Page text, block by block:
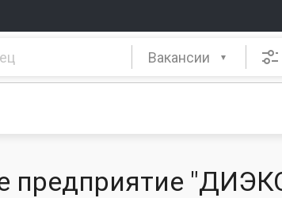
Вакансии
предприятие